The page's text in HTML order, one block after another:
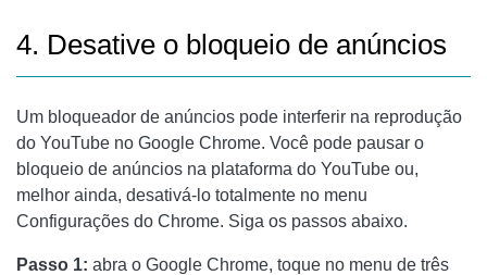
4. Desative o bloqueio de anúncios
Um bloqueador de anúncios pode interferir na reprodução
do YouTube no Google Chrome. Você pode pausar o
bloqueio de anúncios na plataforma do YouTube ou,
melhor ainda, desativá-lo totalmente no menu
Configurações do Chrome. Siga os passos abaixo.
Passo 1: abra o Google Chrome, toque no menu de três